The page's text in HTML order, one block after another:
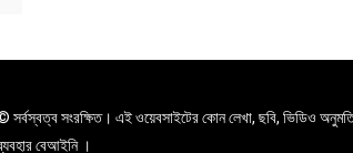
সর্বস্বত্ব সংরক্ষিত। এই ওয়েবসাইটের কোন লেখা, ছবি, ভিডিও
বেআইনি ।